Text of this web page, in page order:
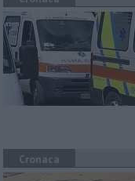
Cronaca